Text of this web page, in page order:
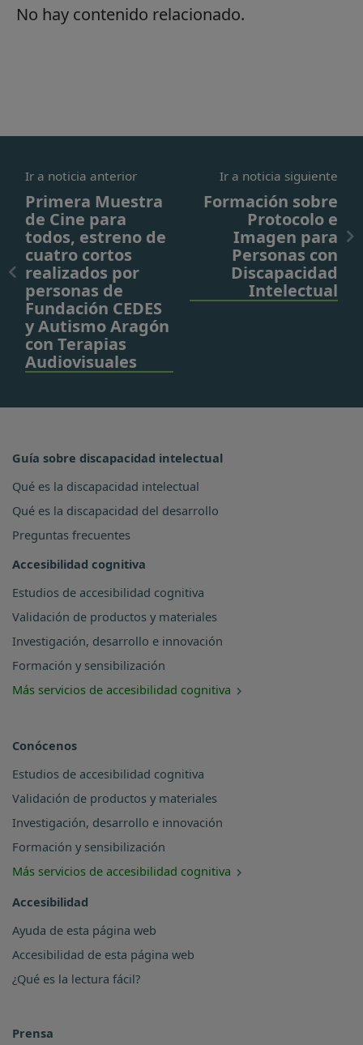
No hay contenido relacionado.
Ir a noticia anterior
Primera Muestra
de Cine para
todos, estreno de
cuatro cortos
realizados por
personas de
Fundación CEDES
y Autismo Aragón
con Terapias
Audiovisuales
Ir a noticia siguiente
Formación sobre
Protocolo e
Imagen para
Personas con
Discapacidad
Intelectual
Guía sobre discapacidad intelectual
Qué es la discapacidad intelectual
Qué es la discapacidad del desarrollo
Preguntas frecuentes
Accesibilidad cognitiva
Estudios de accesibilidad cognitiva
Validación de productos y materiales
Investigación, desarrollo e innovación
Formación y sensibilización
Más servicios de accesibilidad cognitiva
Conócenos
Estudios de accesibilidad cognitiva
Validación de productos y materiales
Investigación, desarrollo e innovación
Formación y sensibilización
Más servicios de accesibilidad cognitiva
Accesibilidad
Ayuda de esta página web
Accesibilidad de esta página web
¿Qué es la lectura fácil?
Prensa